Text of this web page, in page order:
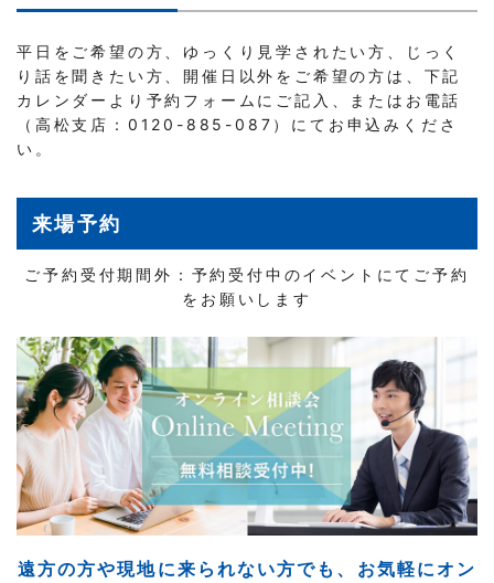
平日をご希望の方、ゆっくり見学されたい方、じっく
り話を聞きたい方、開催日以外をご希望の方は、下記
カレンダーより予約フォームにご記入、またはお電話
（高松支店：0120-885-087）にてお申込みくださ
い。
来場予約
ご予約受付期間外：予約受付中のイベントにてご予約
をお願いします
遠方の方や現地に来られない方でも、 お気軽にオン